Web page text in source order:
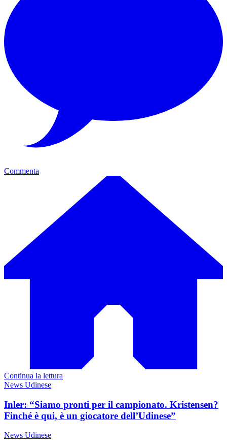
Commenta
Continua la lettura
News Udinese
Inler: “Siamo pronti per il campionato. Kristensen?
Finché è qui, è un giocatore dell’Udinese”
News Udinese